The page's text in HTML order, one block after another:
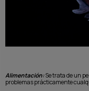
Alimentación:Se trata de un
problemas prácticamente